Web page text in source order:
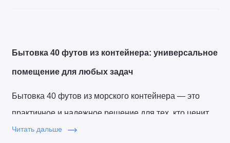
Бытовка 40 футов из контейнера: универсальное
помещение для любых задач
Бытовка 40 футов из морского контейнера — это
практичное и надежное решение для тех, кто ценит
простор, мобильность и долговечность. Она идеально
Читать дальше